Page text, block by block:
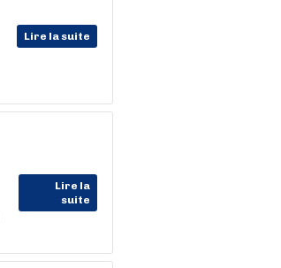
Lire la suite
Lire la
suite